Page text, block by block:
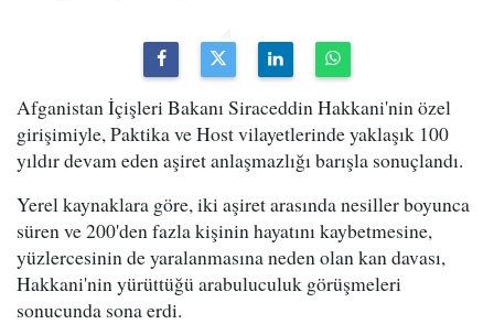
Afganistan İçişleri Bakanı Siraceddin Hakkani'nin özel
girişimiyle, Paktika ve Host vilayetlerinde yaklaşık 100
yıldır devam eden aşiret anlaşmazlığı barışla sonuçlandı.
Yerel kaynaklara göre, iki aşiret arasında nesiller boyunca
süren ve 200'den fazla kişinin hayatını kaybetmesine,
yüzlercesinin de yaralanmasına neden olan kan davası,
Hakkani'nin yürüttüğü arabuluculuk görüşmeleri
sonucunda sona erdi.